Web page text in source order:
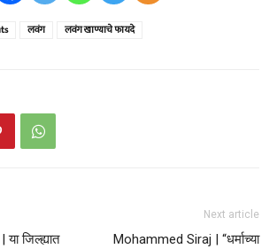
लवंग लवंग खाण्याचे फायदे
जिल्ह्यात
Next article
Mohammed Siraj | “धर्माच्या